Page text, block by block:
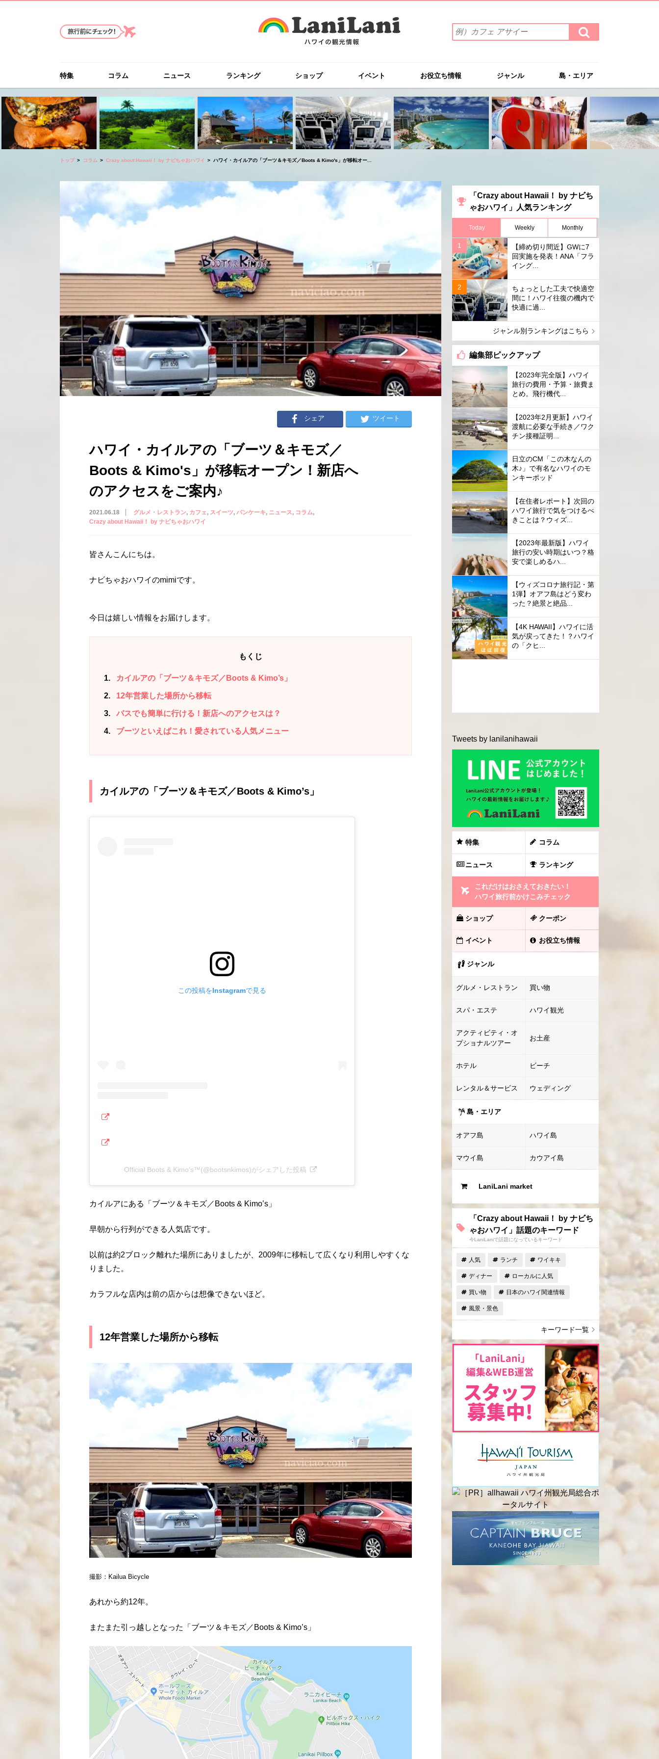
索
ワ
を
入
力
(例）
カ
フ
ェ
イ
ー
検
索
す
特集 コラム ニュース ランキング ショップ イベント お役立ち情報 ジャンル 島・エリア
トップ コラム Crazy about Hawaii！ by ナビちゃおハワイ ハワイ・カイルアの「ブーツ＆キモズ／Boots & Kimo's」が移転オー...
シェア ツイート
ハワイ・カイルアの「ブーツ＆キモズ／
Boots & Kimo's」が移転オープン！新店へ
のアクセスをご案内♪
2021.06.18 グルメ・レストラン カフェ スイーツ パンケーキ ニュース
コラム
Crazy about Hawaii！ by ナビちゃおハワイ
皆さんこんにちは。
ナビちゃおハワイのmimiです。
今日は嬉しい情報をお届けします。
もくじ
1 カイルアの「ブーツ＆キモズ／Boots & Kimo’s」
2 12年営業した場所から移転
3 バスでも簡単に行ける！新店へのアクセスは？
4 ブーツといえばこれ！愛されている人気メニュー
カイルアの「ブーツ＆キモズ／Boots & Kimo’s」
この投稿をInstagramで見る
Official Boots & Kimo's™(@bootsnkimos)がシェアした投稿
カイルアにある「ブーツ＆キモズ／Boots & Kimo’s」
早朝から行列ができる人気店です。
以前は約2ブロック離れた場所にありましたが、2009年に移転して広くなり利用しやすくな
りました。
カラフルな店内は前の店からは想像できないほど。
12年営業した場所から移転
撮影：Kailua Bicycle
あれから約12年。
またまた引っ越しとなった「ブーツ＆キモズ／Boots & Kimo’s」
「Crazy about Hawaii！ by ナビち
ゃおハワイ」人気ランキング
Today Weekly Monthly
【締め切り間近】GWに7
回実施を発表！ANA「フラ
イング...
ちょっとした工夫で快適空
間に！ハワイ往復の機内で
快適に過...
ジャンル別ランキングはこちら
編集部ピックアップ
【2023年完全版】ハワイ
旅行の費用・予算・旅費ま
とめ。飛行機代...
【2023年2月更新】ハワイ
渡航に必要な手続き／ワク
チン接種証明...
日立のCM「この木なんの
木♪」で有名なハワイのモ
ンキーポッド
【在住者レポート】次回の
ハワイ旅行で気をつけるべ
きことは？ウィズ...
【2023年最新版】ハワイ
旅行の安い時期はいつ？格
安で楽しめるハ...
【ウィズコロナ旅行記・第
1弾】オアフ島はどう変わ
った？絶景と絶品...
【4K HAWAII】ハワイに活
気が戻ってきた！？ハワイ
の「クヒ...
Tweets by lanilanihawaii
特集 コラム
ニュース ランキング
これだけはおさえておきたい！
ハワイ旅行前かけこみチェック
ショップ クーポン
イベント お役立ち情報
ジャンル
グルメ・レストラン 買い物
スパ・エステ ハワイ観光
アクティビティ・オ
プショナルツアー
お土産
ホテル ビーチ
レンタル＆サービス ウェディング
島・エリア
オアフ島 ハワイ島
マウイ島 カウアイ島
LaniLani market
「Crazy about Hawaii！ by ナビち
ゃおハワイ」話題のキーワード
今LaniLaniで話題になっているキーワード
人気 ランチ ワイキキ
ディナー ローカルに人気
買い物 日本のハワイ関連情報
風景・景色
キーワード一覧